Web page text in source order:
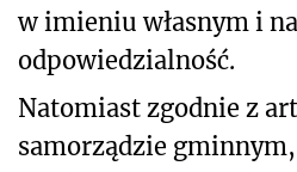
w imieniu własnym i
odpowiedzialność.
Natomiast zgodnie z
samorządzie